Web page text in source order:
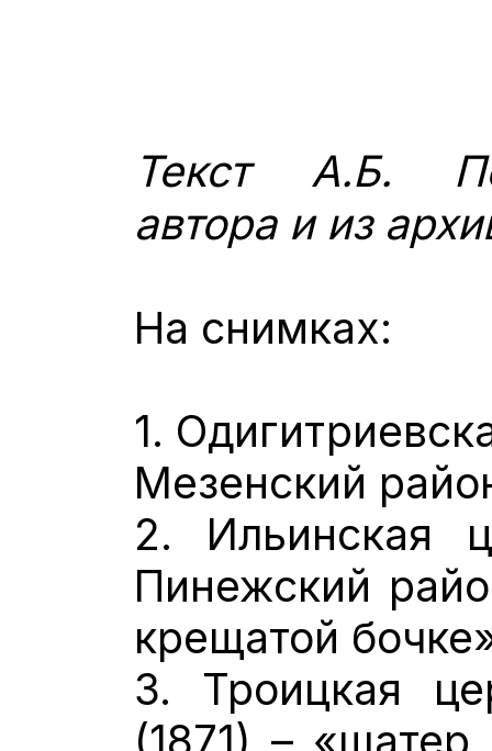
Текст А.Б.
автора и из
На снимках:
1.
Мезенский
2. Ильинская
Пинежский
крещатой
3. Троицкая